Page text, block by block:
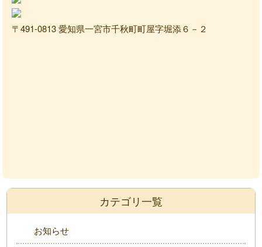
〒491-0813 愛知県一宮市千秋町町屋字堀添６－２
カテゴリ一覧
お知らせ